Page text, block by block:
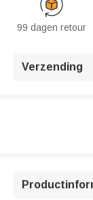
99 dagen retour
Verzending